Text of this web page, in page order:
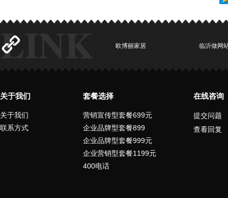
欧博丽家居 临沂做网
关于我们
关于我们
联系方式
套餐选择
营销宣传型套餐699元
企业品牌型套餐899
企业品牌型套餐999元
企业营销型套餐1199元
400电话
在线咨询
提交问题
查看回复